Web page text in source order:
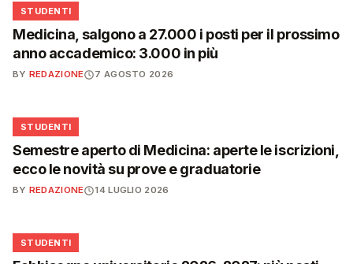
STUDENTI
Medicina, salgono a 27.000 i posti per il prossimo
anno accademico: 3.000 in più
BY REDAZIONE 7 AGOSTO 2026
🎓
STUDENTI
Semestre aperto di Medicina: aperte le iscrizioni,
ecco le novità su prove e graduatorie
BY REDAZIONE 14 LUGLIO 2026
🎓
STUDENTI